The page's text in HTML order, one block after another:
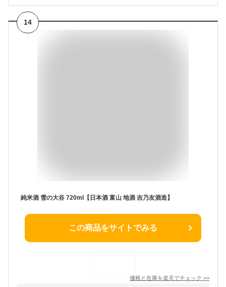
14
純米酒 雪の大谷 720ml【日本酒 富山 地酒 吉乃友酒造】
この商品をサイトでみる
価格と在庫を楽天でチェック >>